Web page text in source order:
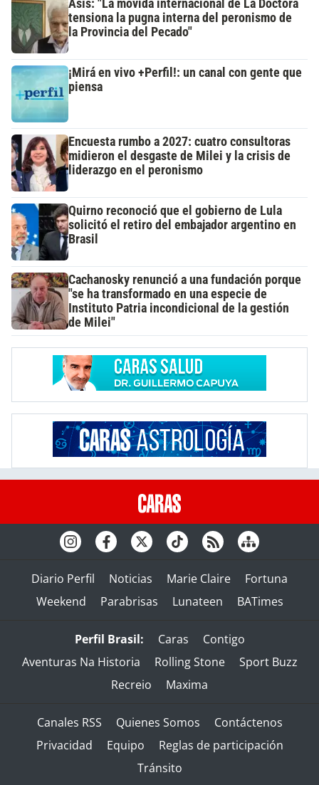
Asís: "La movida internacional de La Doctora
tensiona la pugna interna del peronismo de
la Provincia del Pecado"
¡Mirá en vivo +Perfil!: un canal con gente que
piensa
Encuesta rumbo a 2027: cuatro consultoras
midieron el desgaste de Milei y la crisis de
liderazgo en el peronismo
Quirno reconoció que el gobierno de Lula
solicitó el retiro del embajador argentino en
Brasil
Cachanosky renunció a una fundación porque
"se ha transformado en una especie de
Instituto Patria incondicional de la gestión
de Milei"
Diario Perfil Noticias Marie Claire
Fortuna
Weekend
Parabrisas Lunateen BATimes
Perfil Brasil: Caras
Contigo
Aventuras Na Historia
Rolling Stone
Sport Buzz
Recreio
Maxima
Canales RSS Quienes Somos
Contáctenos
Privacidad
Equipo
Reglas de participación
Tránsito